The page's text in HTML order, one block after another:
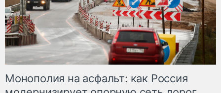
Монополия на асфальт: как Россия